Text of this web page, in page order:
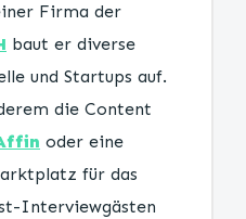
Firma der
baut er diverse
und Startups auf.
die Content
oder eine
für das
Interviewgästen